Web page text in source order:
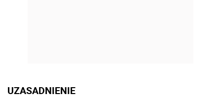
UZASADNIENIE